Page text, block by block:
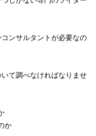
ンサルタントが必要なの
て調べなければなりませ
か